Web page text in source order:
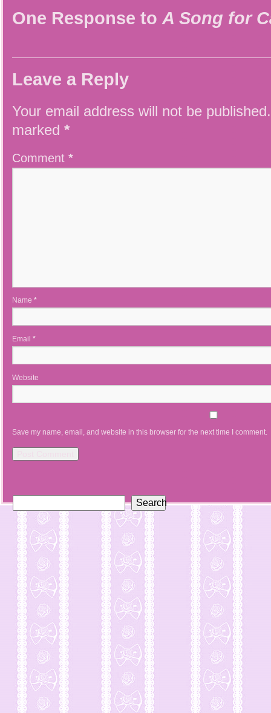
One Response to A Song for
Leave a Reply
Your email address will not be published.
marked *
Comment *
Name *
Email *
Website
Save my name, email, and website in this browser for the next time I comment.
Search